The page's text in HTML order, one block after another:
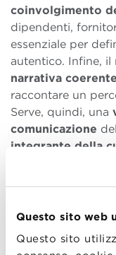
Questo sito web
Questo sito
coinvolgimento
dipendenti,
essenziale per
autentico. Infine, il
narrativa coerente
raccontare un
Serve, quindi, una
comunicazione
integrante della
Nessuna
impegno diretto e
devono oggi
nuove